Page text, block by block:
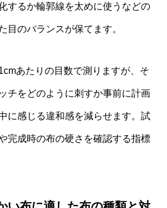
するか輪郭線を太めに使うなどの
目のバランスが保てます。
あたりの目数で測りますが、そ
チをどのように刺すか事前に計画
に感じる違和感を減らせます。試
完成時の布の硬さを確認する指標